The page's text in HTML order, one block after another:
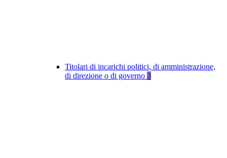
Titolari di incarichi politici, di amministrazione,
di direzione o di governo 3